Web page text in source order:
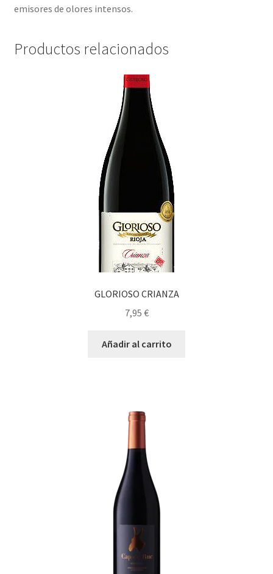
emisores de olores intensos.
Productos relacionados
GLORIOSO CRIANZA
7,95 €
Añadir al carrito